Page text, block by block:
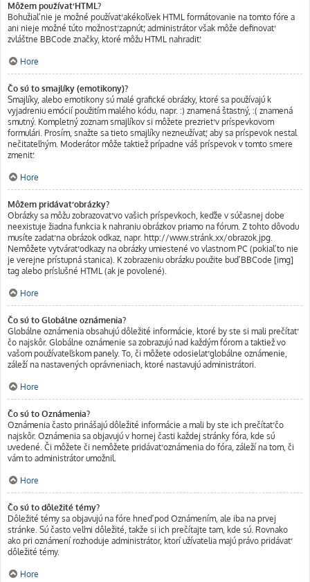
Môžem používať HTML?
Bohužiaľ nie je možné používať akékoľvek HTML formátovanie na tomto fóre a
ani nieje možné túto možnosť zapnúť, administrátor však môže definovať
zvláštne BBCode značky, ktoré môžu HTML nahradiť.
Hore
Čo sú to smajlíky (emotikony)?
Smajlíky, alebo emotikony sú malé grafické obrázky, ktoré sa používajú k
vyjadreniu emócií použitím malého kódu, napr. :) znamená šťastný, :( znamená
smutný. Kompletný zoznam smajlíkov si môžete prezrieť v príspevkovom
formulári. Prosím, snažte sa tieto smajlíky nezneužívať, aby sa príspevok nestal
nečitateľným. Moderátor môže taktiež prípadne váš príspevok v tomto smere
zmeniť.
Hore
Môžem pridávať obrázky?
Obrázky sa môžu zobrazovať vo vašich príspevkoch, keďže v súčasnej dobe
neexistuje žiadna funkcia k nahraniu obrázkov priamo na fórum. Z tohto dôvodu
musíte zadať na obrázok odkaz, napr. http://www.stránk.xx/obrazok.jpg.
Nemôžete vytvárať odkazy na obrázky umiestené vo vlastnom PC (pokiaľ to nie
je verejne prístupná stanica). K zobrazeniu obrázku použite buď BBCode [img]
tag alebo príslušné HTML (ak je povolené).
Hore
Čo sú to Globálne oznámenia?
Globálne oznámenia obsahujú dôležité informácie, ktoré by ste si mali prečítať
čo najskôr. Globálne oznámenie sa zobrazujú nad každým fórom a taktiež vo
vašom používateľskom panely. To, či môžete odosielať globálne oznámenie,
záleží na nastavených oprávneniach, ktoré nastavujú administrátori.
Hore
Čo sú to Oznámenia?
Oznámenia často prinášajú dôležité informácie a mali by ste ich prečítať čo
najskôr. Oznámenia sa objavujú v hornej časti každej stránky fóra, kde sú
uvedené. Či môžete či nemôžete pridávať oznámenia do fóra, záleží na tom, či
vám to administrátor umožnil.
Hore
Čo sú to dôležité témy?
Dôležité témy sa objavujú na fóre hneď pod Oznámením, ale iba na prvej
stránke. Sú často veľmi dôležité, takže si ich prečítajte tam, kde sú. Rovnako
ako pri oznámení rozhoduje administrátor, ktorí užívatelia majú právo pridávať
dôležité témy.
Hore